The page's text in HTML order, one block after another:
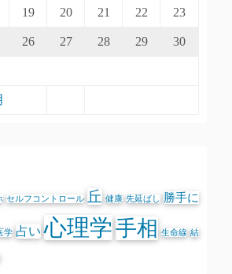
19 20 21 22 23
26 27 28 29 30
セルフコントロール 丘 健康 先延ばし 勝手に
学 占い 心理学手相 生命線 結